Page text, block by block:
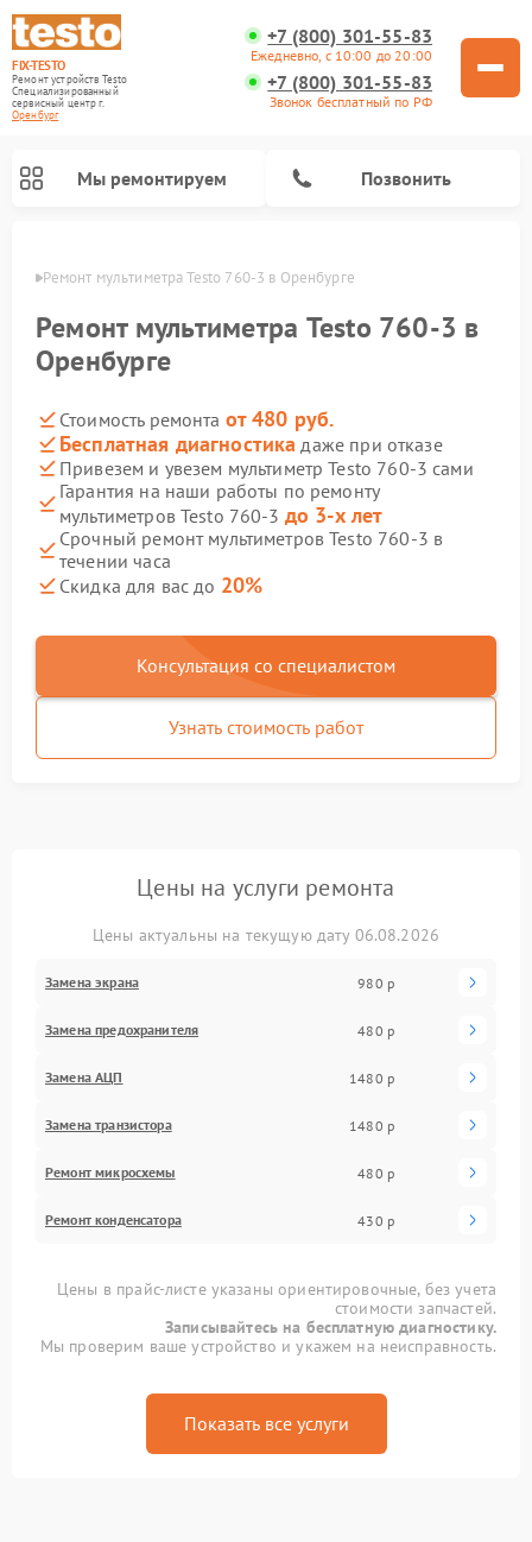
FIX-TESTO
Ремонт устройств Testo
Специализированный
cервисный центр г.
Оренбург
+7 (800) 301-55-83
Ежедневно, с 10:00 до 20:00
+7 (800) 301-55-83
Звонок бесплатный по РФ
Мы ремонтируем Позвонить
Ремонт мультиметра Testo 760-3 в Оренбурге
Ремонт мультиметра Testo 760-3 в
Оренбурге
Стоимость ремонта от 480 руб.
Бесплатная диагностика даже при отказе
Привезем и увезем мультиметр Testo 760-3 сами
Гарантия на наши работы по ремонту
мультиметров Testo 760-3 до 3-х лет
Срочный ремонт мультиметров Testo 760-3 в
течении часа
Скидка для вас до 20%
Консультация со специалистом
Узнать стоимость работ
Цены на услуги ремонта
Цены актуальны на текущую дату 06.08.2026
Замена экрана 980 р
Замена предохранителя 480 р
Замена АЦП 1480 р
Замена транзистора 1480 р
Ремонт микросхемы 480 р
Ремонт конденсатора 430 р
Цены в прайс-листе указаны ориентировочные, без учета
стоимости запчастей.
Записывайтесь на бесплатную диагностику.
Мы проверим ваше устройство и укажем на неисправность.
Показать все услуги